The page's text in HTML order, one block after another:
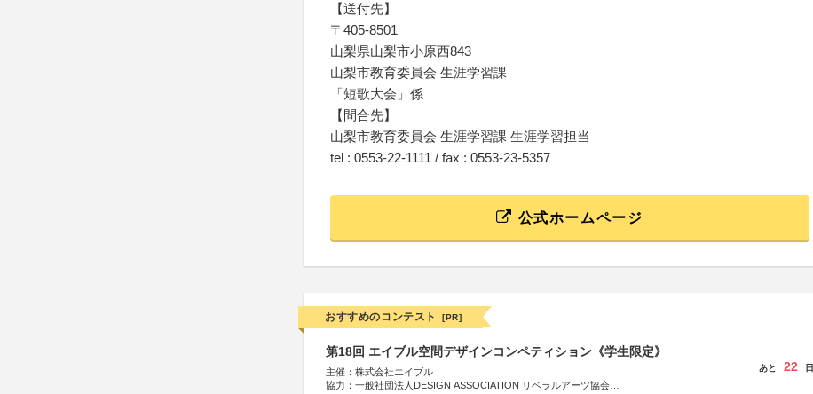
【送付先】
〒405-8501
山梨県山梨市小原西843
山梨市教育委員会 生涯学習課
「短歌大会」係
【問合先】
山梨市教育委員会 生涯学習課 生涯学習担当
tel : 0553-22-1111 / fax : 0553-23-5357
公式ホームページ
おすすめのコンテスト [PR]
第18回 エイブル空間デザインコンペティション《学生限定》
主催：株式会社エイブル
協力：一般社団法人DESIGN ASSOCIATION リベラルアーツ協会
あと 22 日